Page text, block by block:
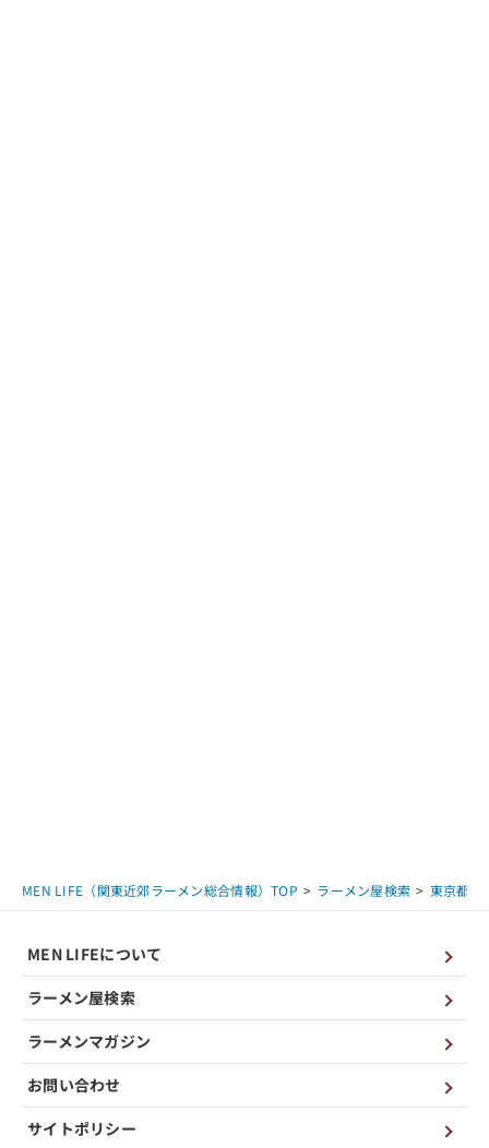
MEN LIFE（関東近郊ラーメン総合情報）TOP ラーメン屋検索 東京都
MEN LIFEについて
ラーメン屋検索
ラーメンマガジン
お問い合わせ
サイトポリシー